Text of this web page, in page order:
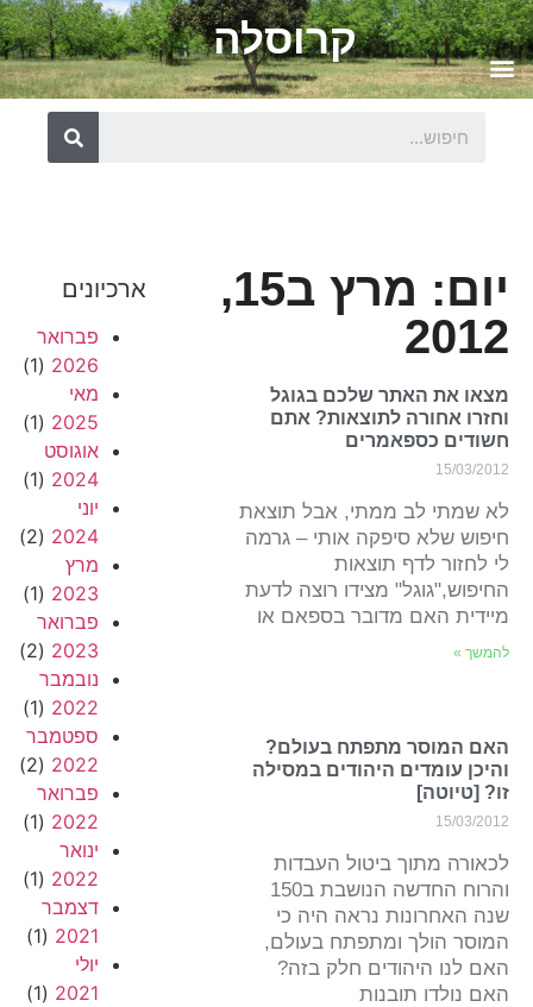
קרוסלה
יום: מרץ ב15,
2012
מצאו את האתר שלכם בגוגל
וחזרו אחורה לתוצאות? אתם
חשודים כספאמרים
15/03/2012
לא שמתי לב ממתי, אבל תוצאת
חיפוש שלא סיפקה אותי – גרמה
לי לחזור לדף תוצאות
החיפוש,"גוגל" מצידו רוצה לדעת
מיידית האם מדובר בספאם או
להמשך »
האם המוסר מתפתח בעולם?
והיכן עומדים היהודים במסילה
זו? [טיוטה]
15/03/2012
לכאורה מתוך ביטול העבדות
והרוח החדשה הנושבת ב150
שנה האחרונות נראה היה כי
המוסר הולך ומתפתח בעולם,
האם לנו היהודים חלק בזה?
האם נולדו תובנות
ארכיונים
פברואר
2026
(1)
מאי
2025
(1)
אוגוסט
2024
(1)
יוני
2024
(2)
מרץ
2023
(1)
פברואר
2023
(2)
נובמבר
2022
(1)
ספטמבר
2022
(2)
פברואר
2022
(1)
ינואר
2022
(1)
דצמבר
2021
(1)
יולי
2021
(1)